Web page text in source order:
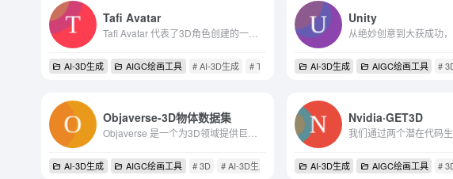
Tafi Avatar
AI-3D生成 AIGC绘画工具 # AI-3D生成 # Tafi # Tafi AI
Unity
AI-3D生成 AIGC绘画工具 #
Objaverse-3D物体数据集
AI-3D生成 AIGC绘画工具 # 3D # AI-3D生成 # AI生成3D模型
Nvidia·GET3D
AI-3D生成 AIGC绘画工具 #